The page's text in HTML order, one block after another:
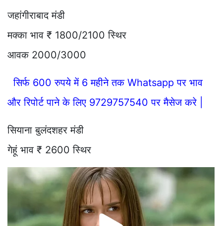
जहांगीराबाद मंडी
मक्का भाव ₹ 1800/2100 स्थिर
आवक 2000/3000
सिर्फ 600 रुपये में 6 महीने तक Whatsapp पर भाव
और रिपोर्ट पाने के लिए 9729757540 पर मैसेज करे |
सियाना बुलंदशहर मंडी
गेहूं भाव ₹ 2600 स्थिर